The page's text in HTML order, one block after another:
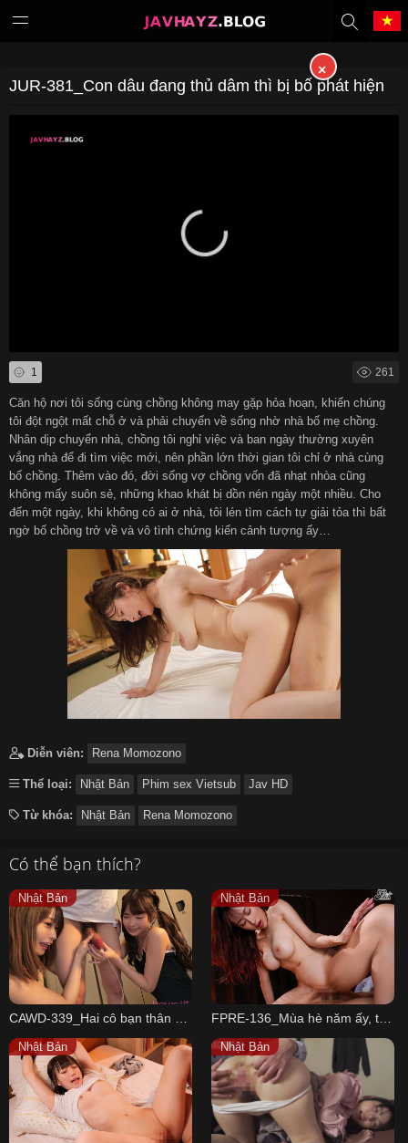
Tiếng Việt 中文（繁體）
中文（简体）
Português Türkçe
हिन्दी Español
Italiano Nederlands
Английский
×
JUR-381_Con dâu đang thủ dâm thì bị bố phát hiện
1 261
Căn hộ nơi tôi sống cùng chồng không may gặp hỏa hoạn, khiến chúng
tôi đột ngột mất chỗ ở và phải chuyển về sống nhờ nhà bố mẹ chồng.
Nhân dịp chuyển nhà, chồng tôi nghỉ việc và ban ngày thường xuyên
vắng nhà để đi tìm việc mới, nên phần lớn thời gian tôi chỉ ở nhà cùng
bố chồng. Thêm vào đó, đời sống vợ chồng vốn đã nhạt nhòa cũng
không mấy suôn sẻ, những khao khát bị dồn nén ngày một nhiều. Cho
đến một ngày, khi không có ai ở nhà, tôi lén tìm cách tự giải tỏa thì bất
ngờ bố chồng trở về và vô tình chứng kiến cảnh tượng ấy…
Diễn viên: Rena Momozono
Thể loại: Nhật Bản Phim sex Vietsub Jav HD
Từ khóa: Nhật Bản Rena Momozono
Có thể bạn thích?
Nhật Bản Nhật Bản
Nhật Bản Nhật Bản